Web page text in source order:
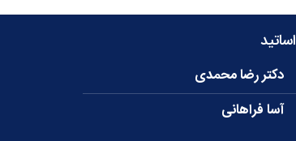
اساتید
دکتر رضا محمدی
آسا فراهانی